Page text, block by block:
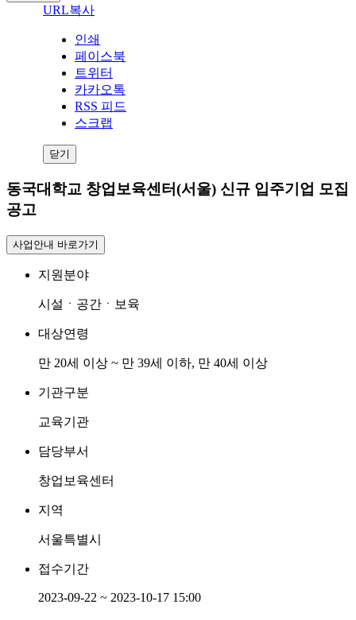
URL복사
인쇄
페이스북
트위터
카카오톡
RSS 피드
스크랩
닫기
동국대학교 창업보육센터(서울) 신규 입주기업 모집
공고
사업안내 바로가기
지원분야
시설ㆍ공간ㆍ보육
대상연령
만 20세 이상 ~ 만 39세 이하, 만 40세 이상
기관구분
교육기관
담당부서
창업보육센터
지역
서울특별시
접수기간
2023-09-22 ~ 2023-10-17 15:00